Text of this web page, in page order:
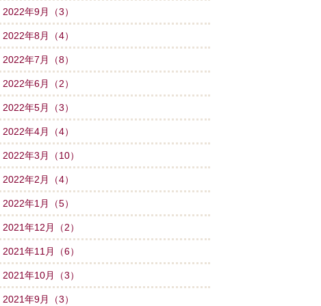
2022年9月（3）
2022年8月（4）
2022年7月（8）
2022年6月（2）
2022年5月（3）
2022年4月（4）
2022年3月（10）
2022年2月（4）
2022年1月（5）
2021年12月（2）
2021年11月（6）
2021年10月（3）
2021年9月（3）